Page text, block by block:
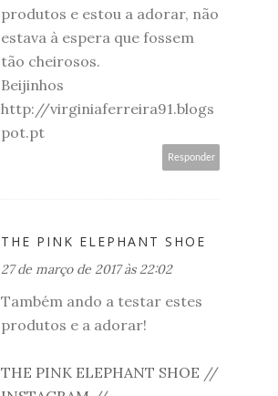
produtos e estou a adorar, não
estava à espera que fossem
tão cheirosos.
Beijinhos
http://virginiaferreira91.blogs
pot.pt
Responder
THE PINK ELEPHANT SHOE
27 de março de 2017 às 22:02
Também ando a testar estes
produtos e a adorar!
THE PINK ELEPHANT SHOE //